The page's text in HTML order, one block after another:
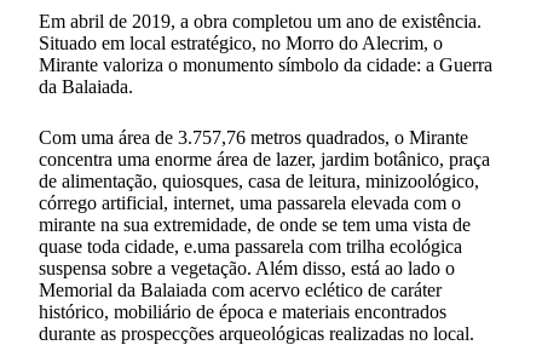
Em abril de 2019, a obra completou um ano de existência.
Situado em local estratégico, no Morro do Alecrim, o
Mirante valoriza o monumento símbolo da cidade: a Guerra
da Balaiada.
Com uma área de 3.757,76 metros quadrados, o Mirante
concentra uma enorme área de lazer, jardim botânico, praça
de alimentação, quiosques, casa de leitura, minizoológico,
córrego artificial, internet, uma passarela elevada com o
mirante na sua extremidade, de onde se tem uma vista de
quase toda cidade, e.uma passarela com trilha ecológica
suspensa sobre a vegetação. Além disso, está ao lado o
Memorial da Balaiada com acervo eclético de caráter
histórico, mobiliário de época e materiais encontrados
durante as prospecções arqueológicas realizadas no local.